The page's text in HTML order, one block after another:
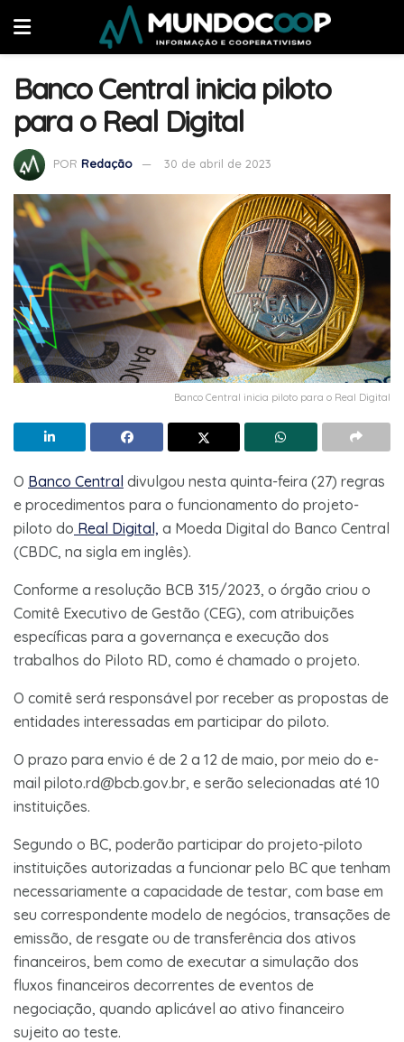
Banco Central inicia piloto
para o Real Digital
POR Redação 30 de abril de 2023
Banco Central inicia piloto para o Real Digital
O Banco Central divulgou nesta quinta-feira (27) regras
e procedimentos para o funcionamento do projeto-
piloto do Real Digital, a Moeda Digital do Banco Central
(CBDC, na sigla em inglês).
Conforme a resolução BCB 315/2023, o órgão criou o
Comitê Executivo de Gestão (CEG), com atribuições
específicas para a governança e execução dos
trabalhos do Piloto RD, como é chamado o projeto.
O comitê será responsável por receber as propostas de
entidades interessadas em participar do piloto.
O prazo para envio é de 2 a 12 de maio, por meio do e-
mail piloto.rd@bcb.gov.br, e serão selecionadas até 10
instituições.
Segundo o BC, poderão participar do projeto-piloto
instituições autorizadas a funcionar pelo BC que tenham
necessariamente a capacidade de testar, com base em
seu correspondente modelo de negócios, transações de
emissão, de resgate ou de transferência dos ativos
financeiros, bem como de executar a simulação dos
fluxos financeiros decorrentes de eventos de
negociação, quando aplicável ao ativo financeiro
sujeito ao teste.